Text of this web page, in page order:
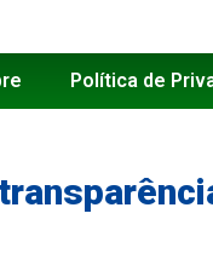
Política de